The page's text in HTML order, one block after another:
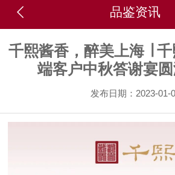
品鉴资讯
千熙酱香，醉美上海 ∣
端客户中秋答谢宴圆
发布日期：2023-01-